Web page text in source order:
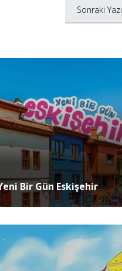
Sonraki Yazı
Bir Gün Eskişehir